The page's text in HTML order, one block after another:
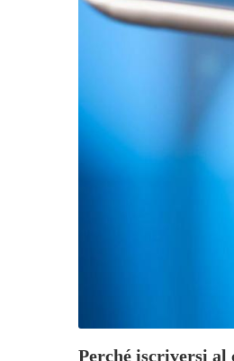
Perché iscriversi